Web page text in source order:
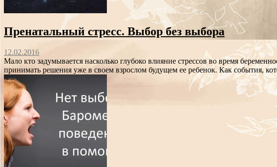
Пренатальный стресс. Выбор без выбора
12.02.2016
Мало кто задумывается насколько глубоко влияние стрессов во время
принимать решения уже в своем взрослом будущем ее ребенок. Как события,